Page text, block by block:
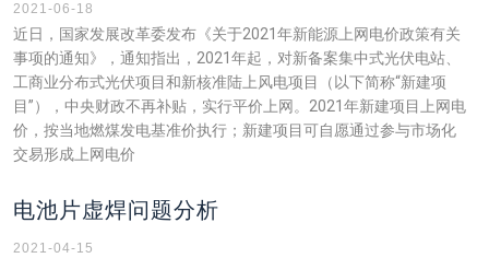
2021-06-18
近日，国家发展改革委发布《关于2021年新能源上网电价政策有关
事项的通知》，通知指出，2021年起，对新备案集中式光伏电站、
工商业分布式光伏项目和新核准陆上风电项目（以下简称“新建项
目”），中央财政不再补贴，实行平价上网。2021年新建项目上网电
价，按当地燃煤发电基准价执行；新建项目可自愿通过参与市场化
交易形成上网电价
电池片虚焊问题分析
2021-04-15